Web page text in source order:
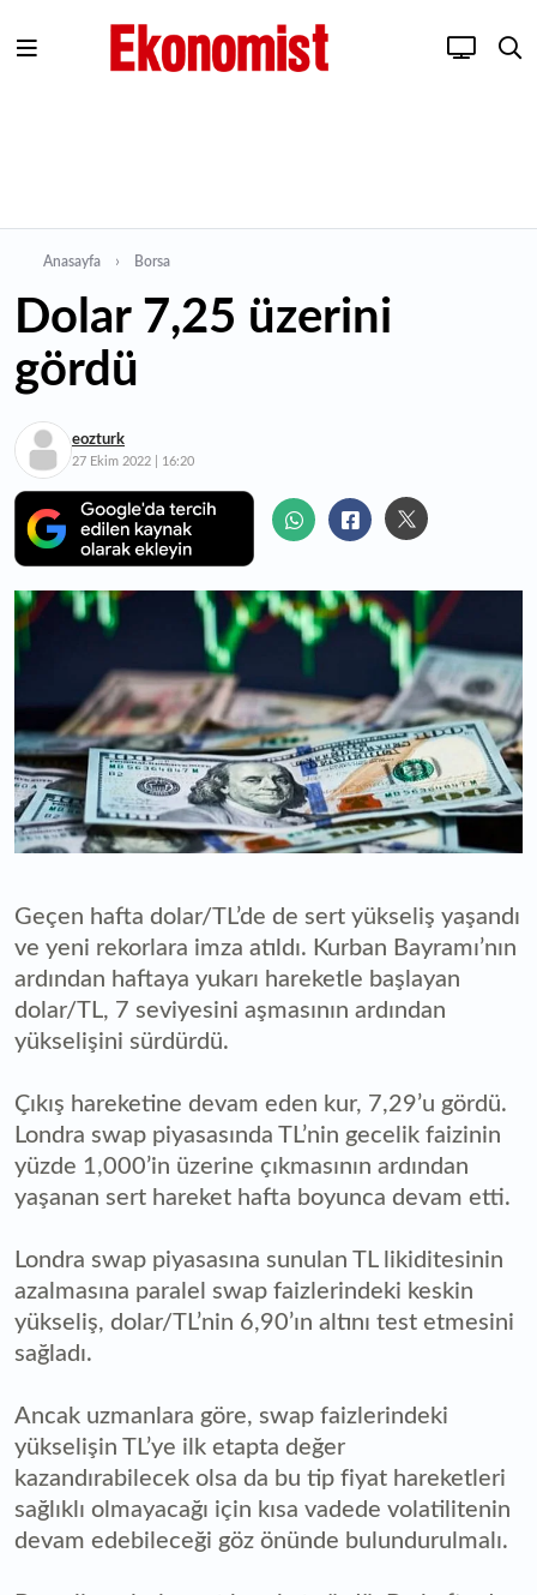
Anasayfa Borsa
Dolar 7,25 üzerini
gördü
eozturk
27 Ekim 2022 | 16:20
Geçen hafta dolar/TL’de de sert yükseliş yaşandı
ve yeni rekorlara imza atıldı. Kurban Bayramı’nın
ardından haftaya yukarı hareketle başlayan
dolar/TL, 7 seviyesini aşmasının ardından
yükselişini sürdürdü.
Çıkış hareketine devam eden kur, 7,29’u gördü.
Londra swap piyasasında TL’nin gecelik faizinin
yüzde 1,000’in üzerine çıkmasının ardından
yaşanan sert hareket hafta boyunca devam etti.
Londra swap piyasasına sunulan TL likiditesinin
azalmasına paralel swap faizlerindeki keskin
yükseliş, dolar/TL’nin 6,90’ın altını test etmesini
sağladı.
Ancak uzmanlara göre, swap faizlerindeki
yükselişin TL’ye ilk etapta değer
kazandırabilecek olsa da bu tip fiyat hareketleri
sağlıklı olmayacağı için kısa vadede volatilitenin
devam edebileceği göz önünde bulundurulmalı.